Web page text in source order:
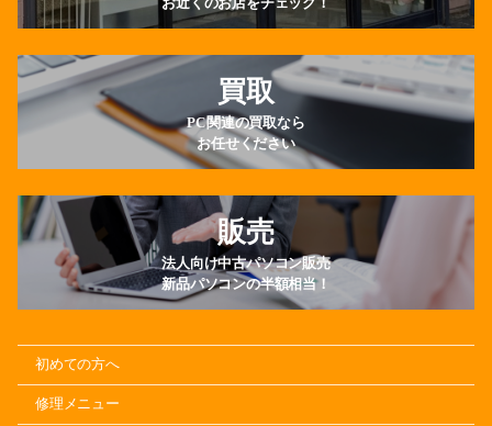
買取
PC関連の買取なら
お任せください
販売
法人向け中古パソコン販売
新品パソコンの半額相当！
初めての方へ
修理メニュー